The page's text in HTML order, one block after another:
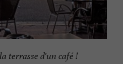
terrasse d'un café !